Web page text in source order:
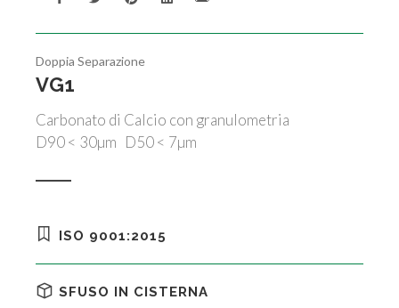
Doppia Separazione
VG1
Carbonato di Calcio con granulometria
D90 < 30µm D50 < 7µm
ISO 9001:2015
SFUSO IN CISTERNA